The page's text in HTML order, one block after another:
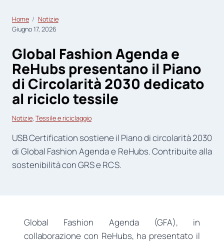
Home
Notizie
Giugno 17, 2026
Global Fashion Agenda e
ReHubs presentano il Piano
di Circolarità 2030 dedicato
al riciclo tessile
Notizie, Tessile e riciclaggio
USB Certification sostiene il Piano di circolarità 2030
di Global Fashion Agenda e ReHubs. Contribuite alla
sostenibilità con GRS e RCS.
Global Fashion Agenda (GFA), in
collaborazione con ReHubs, ha presentato il